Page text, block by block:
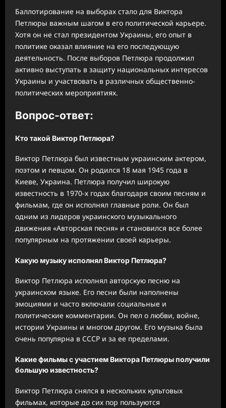
Баллотирование на выборах стало для Виктора
Петлюры важным шагом в его политической карьере.
Хотя он не стал президентом Украины, его опыт в
политике оказал влияние на его последующую
деятельность. После выборов Петлюра продолжил
активно выступать в защиту национальных интересов
Украины и участвовать в различных общественно-
политических мероприятиях.
Вопрос-ответ:
Кто такой Виктор Петлюра?
Виктор Петлюра был известным украинским актером,
поэтом и певцом. Он родился 18 мая 1945 года в
Киеве, Украина. Петлюра получил широкую
известность в 1970-х годах благодаря своим песням и
фильмам, где он исполнял главные роли. Он был
одним из лидеров украинского музыкального
движения «Авторская песня» и становился все более
популярным на протяжении своей карьеры.
Какую музыку исполнял Виктор Петлюра?
Виктор Петлюра исполнял авторскую песню на
украинском языке. Его песни были наполнены
эмоциями и часто включали социальные и
политические комментарии. Он пел о любви, войне,
истории Украины и многом другом. Его музыка была
очень популярна в СССР и за ее пределами.
Какие фильмы с участием Виктора Петлюры получили
большую известность?
Виктор Петлюра снялся в нескольких культовых
фильмах, которые до сих пор пользуются